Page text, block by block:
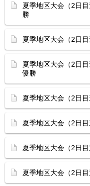
夏季地区大会（2日
勝
夏季地区大会（2日
夏季地区大会（2日
優勝
夏季地区大会（2日
夏季地区大会（2日
夏季地区大会（2日
夏季地区大会（2日